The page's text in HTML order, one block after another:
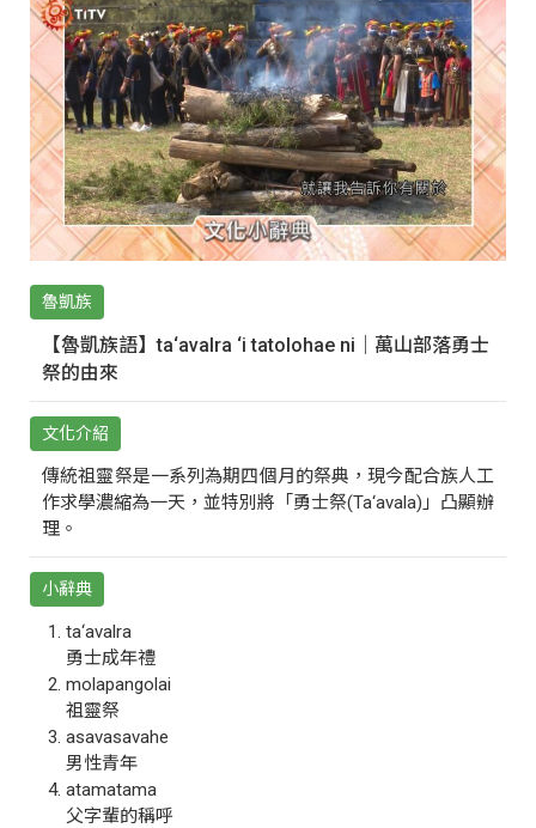
魯凱族
【魯凱族語】ta‘avalra ‘i tatolohae ni｜萬山部落勇士
祭的由來
文化介紹
傳統祖靈祭是一系列為期四個月的祭典，現今配合族人工
作求學濃縮為一天，並特別將「勇士祭(Ta‘avala)」凸顯辦
理。
小辭典
ta‘avalra
勇士成年禮
molapangolai
祖靈祭
asavasavahe
男性青年
atamatama
父字輩的稱呼